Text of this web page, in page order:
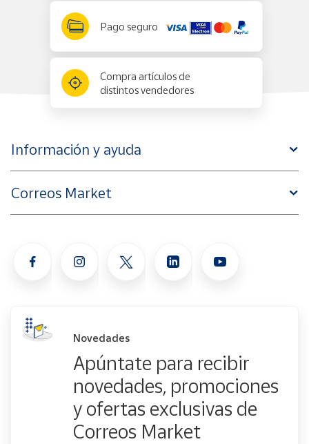
Pago seguro
Compra artículos de
distintos vendedores
Información y ayuda
Correos Market
Novedades
Apúntate para recibir
novedades, promociones
y ofertas exclusivas de
Correos Market